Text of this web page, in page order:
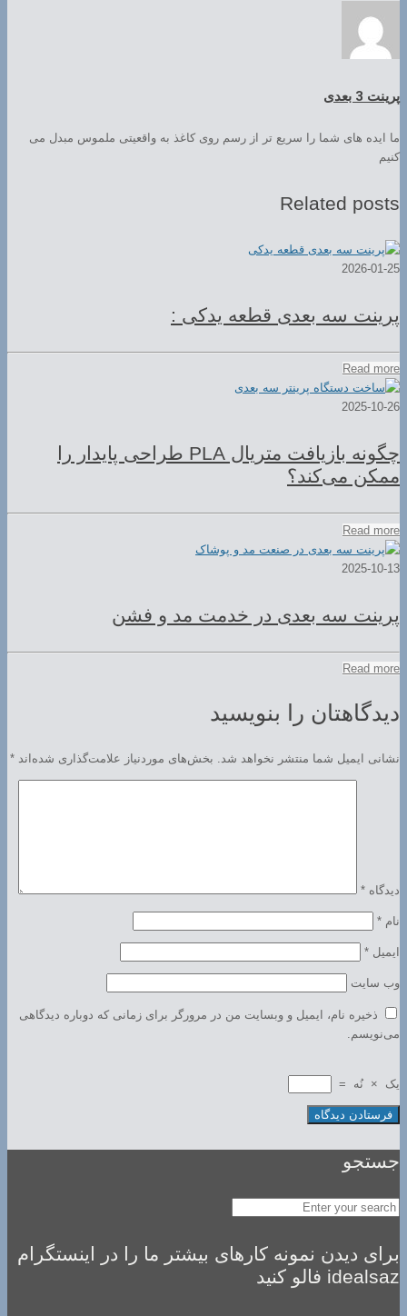
پرینت 3 بعدی
ما ایده های شما را سریع تر از رسم روی کاغذ به واقعیتی ملموس مبدل می
کنیم
Related posts
2026-01-25
پرینت سه بعدی قطعه یدکی :
Read more
2025-10-26
چگونه بازیافت متریال PLA طراحی پایدار را
ممکن می‌کند؟
Read more
2025-10-13
پرینت سه بعدی در خدمت مد و فشن
Read more
دیدگاهتان را بنویسید
نشانی ایمیل شما منتشر نخواهد شد. بخش‌های موردنیاز علامت‌گذاری شده‌اند *
دیدگاه *
نام *
ایمیل *
وب‌ سایت
ذخیره نام، ایمیل و وبسایت من در مرورگر برای زمانی که دوباره دیدگاهی
می‌نویسم.
یک × نُه =
جستجو
برای دیدن نمونه کارهای بیشتر ما را در اینستگرام
idealsaz فالو کنید